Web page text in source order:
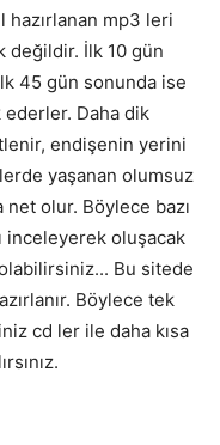
hazırlanan mp3 leri
değildir. İlk 10 gün
45 gün sonunda ise
Daha dik
endişenin yerini
yaşanan olumsuz
olur. Böylece bazı
inceleyerek oluşacak
Bu sitede
Böylece tek
cd ler ile daha kısa